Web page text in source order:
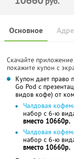
Основное
Скачайте
покажите купон с
Купон дает право
Go Pod с
видов кофе) от
Чалдовая
набор с 6-ю
вместо 10660р.
Чалдовая
набор с 6-ю
вместо 10660р.